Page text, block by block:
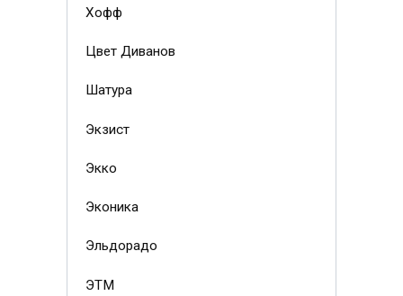
Хофф
Цвет Диванов
Шатура
Экзист
Экко
Эконика
Эльдорадо
ЭТМ